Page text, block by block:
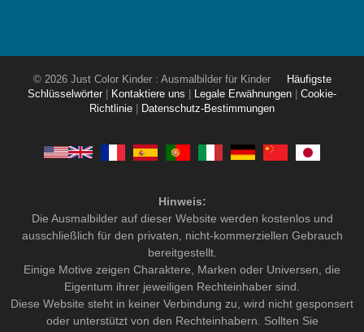
© 2026 Just Color Kinder : Ausmalbilder für Kinder
Häufigste
Schlüsselwörter
Kontaktiere uns Legale Erwähnungen
Cookie-
Richtlinie
Datenschutz-Bestimmungen
Hinweis:
Die Ausmalbilder auf dieser Website werden kostenlos und
ausschließlich für den privaten, nicht-kommerziellen Gebrauch
bereitgestellt.
Einige Motive zeigen Charaktere, Marken oder Universen, die
Eigentum ihrer jeweiligen Rechteinhaber sind.
Diese Website steht in keiner Verbindung zu, wird nicht gesponsert
oder unterstützt von den Rechteinhabern. Sollten Sie